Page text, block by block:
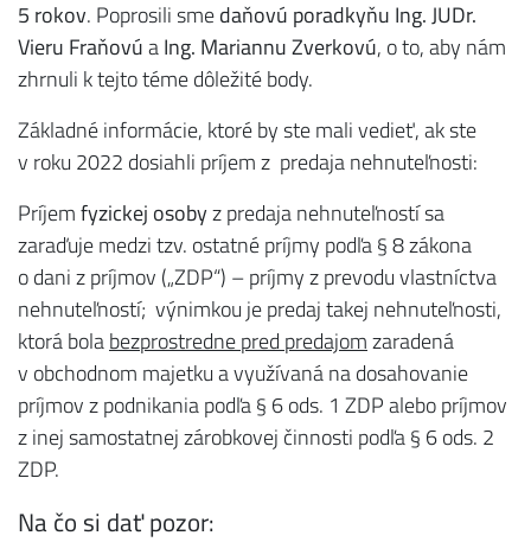
5 rokov. Poprosili smedaňovú poradkyňu Ing. JUDr.
Vieru FraňovúaIng. Mariannu Zverkovú, o to, aby nám
zhrnuli k tejto téme dôležité body.
Základné informácie, ktoré by ste mali vedieť, ak ste
v roku 2022 dosiahli príjem z predaja nehnuteľnosti:
Príjemfyzickej osobyz predaja nehnuteľností sa
zaraďuje medzi tzv. ostatné príjmy podľa § 8 zákona
o dani z príjmov („ZDP“) – príjmy z prevodu vlastníctva
nehnuteľností; výnimkou je predaj takej nehnuteľnosti,
ktorá bolabezprostredne pred predajomzaradená
v obchodnom majetku a využívaná na dosahovanie
príjmov z podnikania podľa § 6 ods. 1 ZDP alebo príjmov
z inej samostatnej zárobkovej činnosti podľa § 6 ods. 2
ZDP.
Na čo si dať pozor: